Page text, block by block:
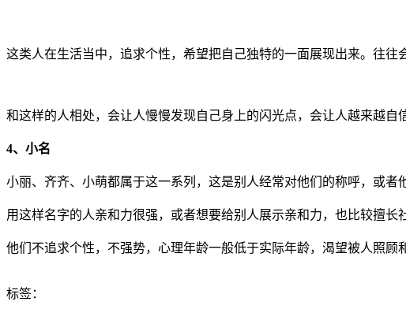
这类人在生活当中，追求个性，希望把自己独特的一面展现出来。往
和这样的人相处，会让人慢慢发现自己身上的闪光点，会让人越来越自
4、小名
小丽、齐齐、小萌都属于这一系列，这是别人经常对他们的称呼，或者
用这样名字的人亲和力很强，或者想要给别人展示亲和力，也比较擅长
他们不追求个性，不强势，心理年龄一般低于实际年龄，渴望被人照
标签：